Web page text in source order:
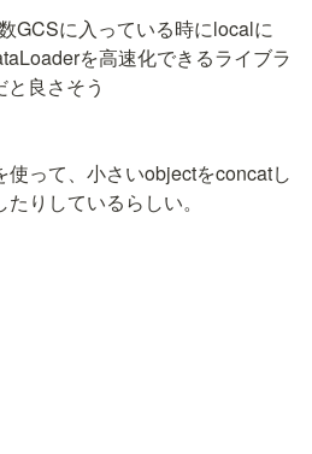
GCSに入っている時にlocalに
を高速化できるライブラ
と良さそう
使って、小さいobjectをconcatし
りしているらしい。